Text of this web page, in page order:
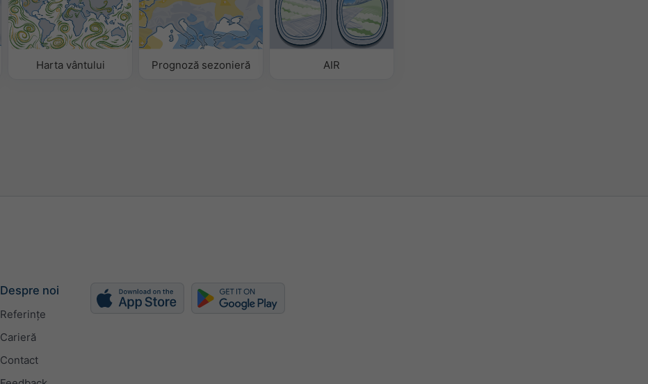
Harta vântului Prognoză sezonieră AIR
Despre noi
Referințe
Carieră
Contact